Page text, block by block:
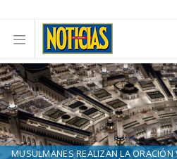
MUSULMANES REALIZAN LA ORACIÓN